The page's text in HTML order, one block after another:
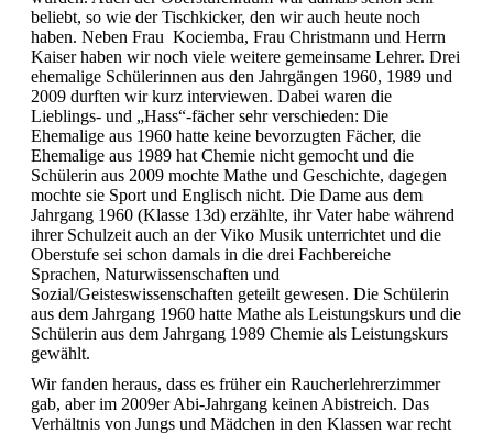
beliebt, so wie der Tischkicker, den wir auch heute noch
haben. Neben Frau Kociemba, Frau Christmann und Herrn
Kaiser haben wir noch viele weitere gemeinsame Lehrer. Drei
ehemalige Schülerinnen aus den Jahrgängen 1960, 1989 und
2009 durften wir kurz interviewen. Dabei waren die
Lieblings- und „Hass“-fächer sehr verschieden: Die
Ehemalige aus 1960 hatte keine bevorzugten Fächer, die
Ehemalige aus 1989 hat Chemie nicht gemocht und die
Schülerin aus 2009 mochte Mathe und Geschichte, dagegen
mochte sie Sport und Englisch nicht. Die Dame aus dem
Jahrgang 1960 (Klasse 13d) erzählte, ihr Vater habe während
ihrer Schulzeit auch an der Viko Musik unterrichtet und die
Oberstufe sei schon damals in die drei Fachbereiche
Sprachen, Naturwissenschaften und
Sozial/Geisteswissenschaften geteilt gewesen. Die Schülerin
aus dem Jahrgang 1960 hatte Mathe als Leistungskurs und die
Schülerin aus dem Jahrgang 1989 Chemie als Leistungskurs
gewählt.
Wir fanden heraus, dass es früher ein Raucherlehrerzimmer
gab, aber im 2009er Abi-Jahrgang keinen Abistreich. Das
Verhältnis von Jungs und Mädchen in den Klassen war recht